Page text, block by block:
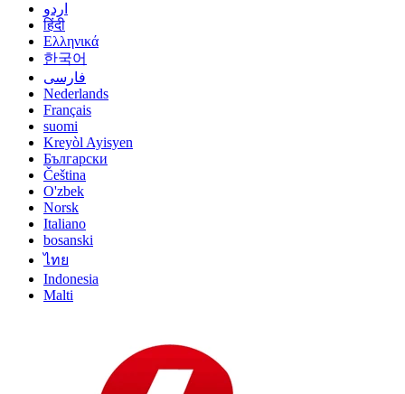
اردو
हिंदी
Ελληνικά
한국어
فارسی
Nederlands
Français
suomi
Kreyòl Ayisyen
Български
Čeština
O'zbek
Norsk
Italiano
bosanski
ไทย
Indonesia
Malti